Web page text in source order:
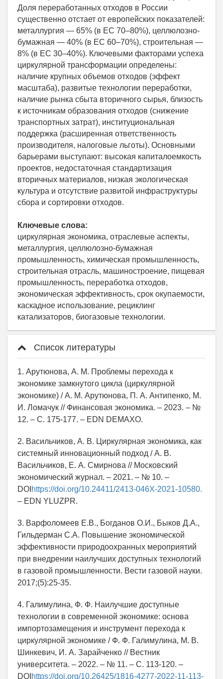
Доля переработанных отходов в России
существенно отстает от европейских показателей:
металлургия — 65% (в ЕС 70–80%), целлюлозно-
бумажная — 40% (в ЕС 60–70%), строительная —
8% (в ЕС 30–40%). Ключевыми факторами успеха
циркулярной трансформации определены:
наличие крупных объемов отходов (эффект
масштаба), развитые технологии переработки,
наличие рынка сбыта вторичного сырья, близость
к источникам образования отходов (снижение
транспортных затрат), институциональная
поддержка (расширенная ответственность
производителя, налоговые льготы). Основными
барьерами выступают: высокая капиталоемкость
проектов, недостаточная стандартизация
вторичных материалов, низкая экологическая
культура и отсутствие развитой инфраструктуры
сбора и сортировки отходов.
Ключевые слова:
циркулярная экономика, отраслевые аспекты,
металлургия, целлюлозно-бумажная
промышленность, химическая промышленность,
строительная отрасль, машиностроение, пищевая
промышленность, переработка отходов,
экономическая эффективность, срок окупаемости,
каскадное использование, рециклинг
катализаторов, биогазовые технологии.
Список литературы
1. Арутюнова, А. М. Проблемы перехода к
экономике замкнутого цикла (циркулярной
экономике) / А. М. Арутюнова, П. А. Антипенко, М.
И. Ломачук // Финансовая экономика. – 2023. – №
12. – С. 175-177. – EDN DEMAXO.
2. Васильчиков, А. В. Циркулярная экономика, как
системный инновационный подход / А. В.
Васильчиков, Е. А. Смирнова // Московский
экономический журнал. – 2021. – № 10. –
DOI https://doi.org/10.24411/2413-046X-2021-10580.
– EDN YLUZPR.
3. Варфоломеев Е.В., Богданов О.И., Быков Д.А.,
Гильдерман С.А. Повышение экономической
эффективности природоохранных мероприятий
при внедрении наилучших доступных технологий
в газовой промышленности. Вести газовой науки.
2017;(5):25-35.
4. Галимулина, Ф. Ф. Наилучшие доступные
технологии в современной экономике: основа
импортозамещения и инструмент перехода к
циркулярной экономике / Ф. Ф. Галимулина, М. В.
Шинкевич, И. А. Зарайченко // Вестник
университета. – 2022. – № 11. – С. 113-120. –
DOI https://doi.org/10.26425/1816-4277-2022-11-113-